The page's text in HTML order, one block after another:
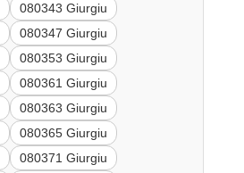
080343 Giurgiu
080347 Giurgiu
080353 Giurgiu
080361 Giurgiu
080363 Giurgiu
080365 Giurgiu
080371 Giurgiu